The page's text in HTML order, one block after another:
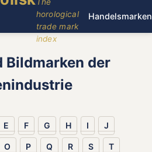
horological
trade mark
index
Handelsmarken
Bildmarken der
E F G H I J
O P Q R S T